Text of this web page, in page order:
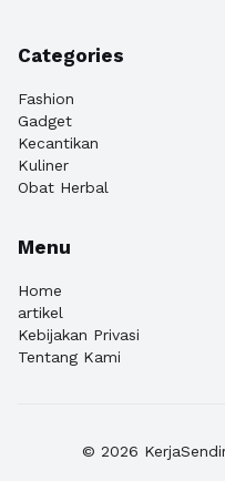
Categories
Fashion
Gadget
Kecantikan
Kuliner
Obat Herbal
Menu
Home
artikel
Kebijakan Privasi
Tentang Kami
© 2026